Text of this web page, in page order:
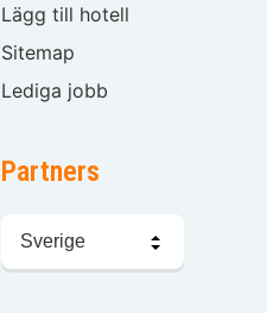
Lägg till hotell
Sitemap
Lediga jobb
Partners
språk